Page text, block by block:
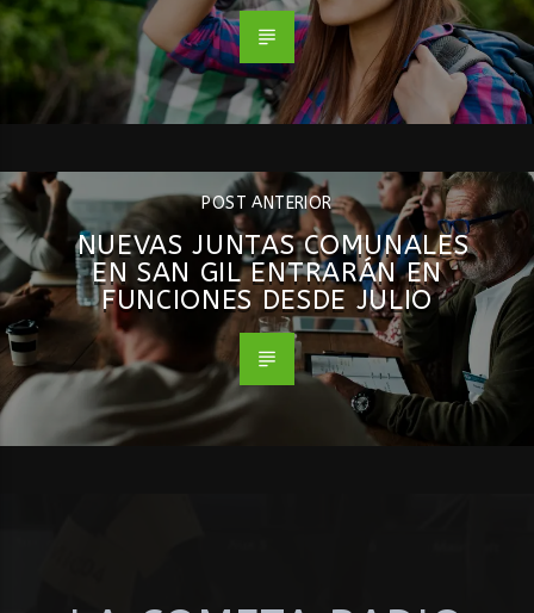
POST ANTERIOR
NUEVAS JUNTAS COMUNALES
EN SAN GIL ENTRARÁN EN
FUNCIONES DESDE JULIO